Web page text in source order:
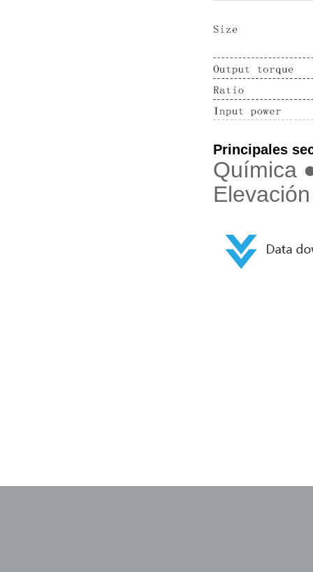
Principales
Química